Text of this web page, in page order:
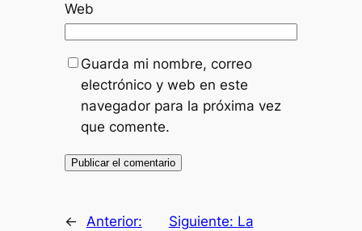
Web
Guarda mi nombre, correo
electrónico y web en este
navegador para la próxima vez
que comente.
← Anterior:
Siguiente: La